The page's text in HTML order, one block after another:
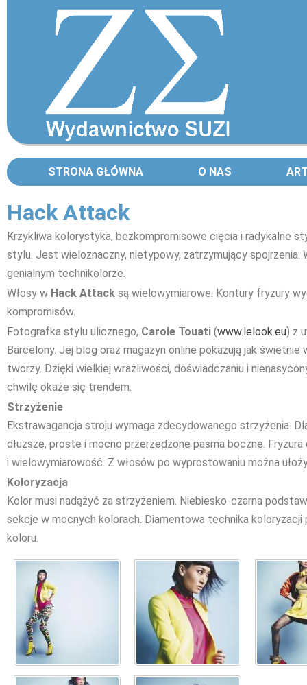
STRONA GŁÓWNA O NAS
Hack Attack
Krzykliwa kolorystyka, bezkompromisowe cięcia i radykalne
stylu. Jest wieloznaczny, nietypowy, zatrzymujący spojrzenia.
genialnym technikolorze.
Włosy w Hack Attack są wielowymiarowe. Kontury fryzury
kompromisów.
Fotografka stylu ulicznego, Carole Touati (www.lelook.eu) z
Barcelony. Jej blog oraz magazyn online pokazują jak
tworzy. Dzięki wielkiej wrażliwości, doświadczaniu i
chwilę okaże się trendem.
Strzyżenie
Ekstrawagancja stroju wymaga zdecydowanego strzyżenia.
dłuższe, proste i mocno przerzedzone pasma boczne.
i wielowymiarowość. Z włosów po wyprostowaniu można
Koloryzacja
Kolor musi nadążyć za strzyżeniem. Niebiesko-czarna
sekcje w mocnych kolorach. Diamentowa technika
koloru.